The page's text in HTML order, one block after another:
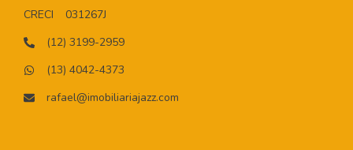
CRECI
031267J
(12) 3199-2959
(13) 4042-4373
rafael@imobiliariajazz.com